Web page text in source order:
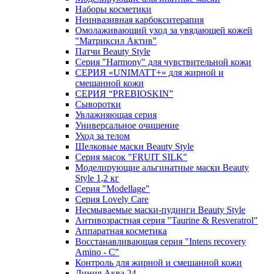
Наборы косметики
Неинвазивная карбокситерапия
Омолаживающий уход за увядающей кожей
"Матриксил Актив"
Патчи Beauty Style
Серия "Harmony" для чувствительной кожи
СЕРИЯ «UNIMATT+» для жирной и
смешанной кожи
СЕРИЯ “PREBIOSKIN”
Сыворотки
Увлажняющая серия
Универсальное очищение
Уход за телом
Шелковые маски Beauty Style
Серия масок "FRUIT SILK"
Моделирующие альгинатные маски Beauty
Style 1,2 кг
Серия "Modellage"
Cерия Lovely Care
Несмываемые маски-пудинги Beauty Style
Антивозрастная серия "Taurine & Resveratrol"
Аппаратная косметика
Восстанавливающая серия "Intens recovery
Amino - C"
Контроль для жирной и смешанной кожи